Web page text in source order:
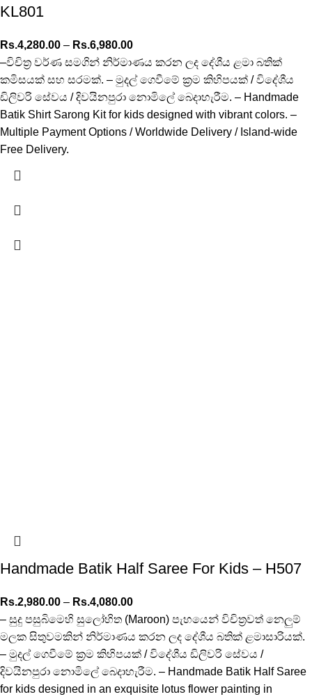
KL801
Rs.4,280.00 – Rs.6,980.00
–විචිත්‍ර වර්ණ සමගින් නිර්මාණය කරන ලද දේශීය ළමා බතික්
කමිසයක් සහ සරමක්. – මුදල් ගෙවීමේ ක්‍රම කිහිපයක් / විදේශීය
ඩිලිවරි සේවය / දිවයිනපුරා නොමිලේ බෙදාහැරීම. – Handmade
Batik Shirt Sarong Kit for kids designed with vibrant colors. –
Multiple Payment Options / Worldwide Delivery / Island-wide
Free Delivery.
Handmade Batik Half Saree For Kids – H507
Rs.2,980.00 – Rs.4,080.00
– සුදු පසුබිමෙහි සුලෝහිත (Maroon) පැහයෙන් විචිත්‍රවත් නෙලුම්
මලක සිතුවමකින් නිර්මාණය කරන ලද දේශීය බතික් ළමාසාරියක්.
– මුදල් ගෙවීමේ ක්‍රම කිහිපයක් / විදේශීය ඩිලිවරි සේවය /
දිවයිනපුරා නොමිලේ බෙදාහැරීම. – Handmade Batik Half Saree
for kids designed in an exquisite lotus flower painting in